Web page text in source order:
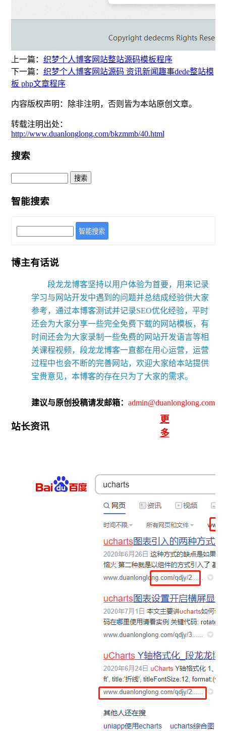
上一篇： 织梦个人博客网站整站源码模板程序
下一篇： 织梦个人博客网站源码 资讯新闻趣事dede整站模
板 php文章程序
内容版权声明：除非注明，否则皆为本站原创文章。
转载注明出处：
http://www.duanlonglong.com/bkzmmb/40.html
搜索
智能搜索
智能搜索
博主有话说
段龙龙博客坚持以用户体验为首要，用来记录
学习与网站开发中遇到的问题并总结成经验供大家
参考，通过本博客测试并记录SEO优化经验，平时
还会为大家分享一些完全免费下载的网站模板，有
时间还会为大家录制一些免费的网站开发语言等相
关课程视频，段龙龙博客一直都在用心运营，运营
过程中也会不断的完善网站，欢迎大家给本站提供
宝贵意见，本博客的存在只为了大家的需求。
建议与原创投稿请发邮箱： admin@duanlonglong.com
站长资讯
更
多